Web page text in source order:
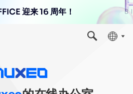
迎来 16 周年！